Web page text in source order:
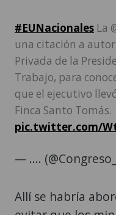
#EUNacionales La
una citación a
Privada de la
Trabajo, para
que el ejecutivo
Finca Santo Tomás.
pic.twitter.com/
— ....
Allí se habría